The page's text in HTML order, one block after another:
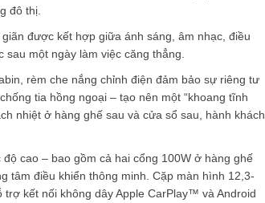
đô thị.
được kết hợp giữa ánh sáng, âm nhạc, điều
một ngày làm việc căng thẳng.
rèm che nắng chỉnh điện đảm bảo sự riêng tư
tia hồng ngoại – tạo nên một “khoang tĩnh
nhiệt ở hàng ghế sau và cửa sổ sau, hành khách
cao – bao gồm cả hai cổng 100W ở hàng ghế
tâm điều khiển thông minh. Cặp màn hình 12,3-
kết nối không dây Apple CarPlay™ và Android